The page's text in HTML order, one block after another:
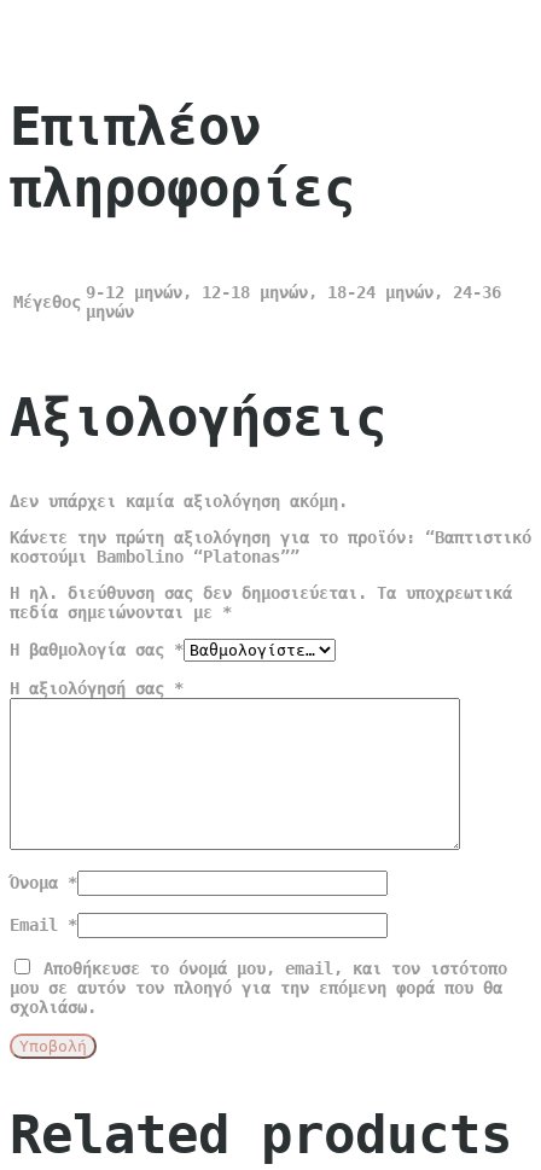
Επιπλέον
πληροφορίες
Μέγεθος 9-12 μηνών, 12-18 μηνών, 18-24 μηνών, 24-36
μηνών
Αξιολογήσεις
Δεν υπάρχει καμία αξιολόγηση ακόμη.
Κάνετε την πρώτη αξιολόγηση για το προϊόν: “Βαπτιστικό
κοστούμι Bambolino “Platonas””
Η ηλ. διεύθυνση σας δεν δημοσιεύεται.
Τα υποχρεωτικά
πεδία σημειώνονται με *
Η βαθμολογία σας *
Η αξιολόγησή σας *
Όνομα *
Email *
Αποθήκευσε το όνομά μου, email, και τον ιστότοπο
μου σε αυτόν τον πλοηγό για την επόμενη φορά που θα
σχολιάσω.
Related products